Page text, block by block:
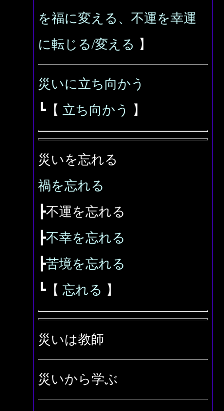
を福に変える、不運を幸運
に転じる/変える 】
災いに立ち向かう
┗【 立ち向かう 】
災いを忘れる
禍を忘れる
┣不運を忘れる
┣不幸を忘れる
┣苦境を忘れる
┗【 忘れる 】
災いは教師
災いから学ぶ